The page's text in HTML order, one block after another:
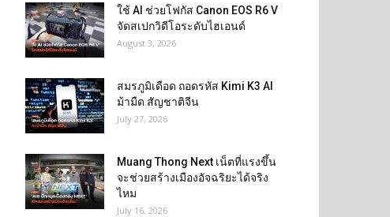
ใช้ AI ช่วยโฟกัส Canon EOS R6 V
จัดสเปกวิดีโอระดับไฮเอนด์
August 3, 2026
สมรภูมิเดือด ถอดรหัส Kimi K3 AI
ม้ามืด สัญชาติจีน
July 27, 2026
Muang Thong Next เน็ตที่แรงขึ้น
จะช่วยสร้างเมืองอัจฉริยะได้จริง
ไหม
July 16, 2026